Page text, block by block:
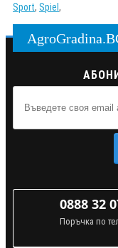
Sport, Spiel ,
0888 32
Поръчка по